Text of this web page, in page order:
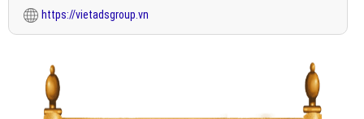
https://vietadsgroup.vn